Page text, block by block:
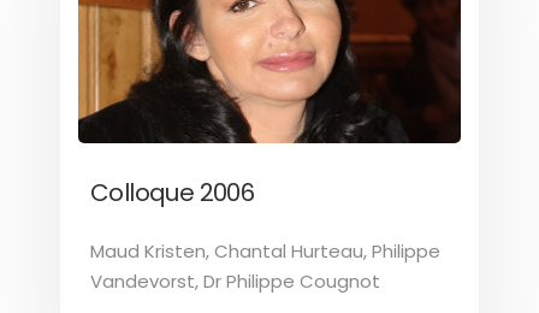
Colloque 2006
Maud Kristen, Chantal Hurteau, Philippe
Vandevorst, Dr Philippe Cougnot